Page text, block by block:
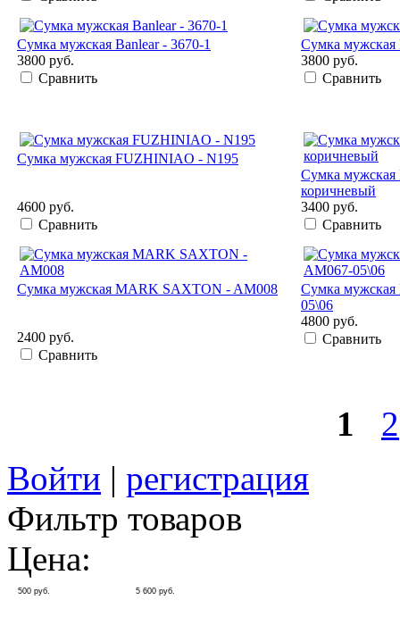
Сумка мужская Banlear - 3670-1
3800 руб.
Сравнить
Сумка мужская
3800 руб.
Сравнить
Сумка мужская FUZHINIAO - N195
4600 руб.
Сравнить
Сумка
коричневый
3400 руб.
Сравнить
Сумка мужская MARK SAXTON - AM008
2400 руб.
Сравнить
Сумка
05\06
4800 руб.
Сравнить
1
2
Войти | регистрация
Фильтр товаров
Цена:
500 руб. 5 600 руб.